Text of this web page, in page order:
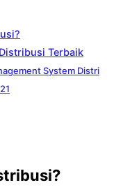
Terbaik
System Distri